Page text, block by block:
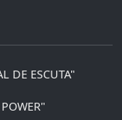
DE ESCUTA"